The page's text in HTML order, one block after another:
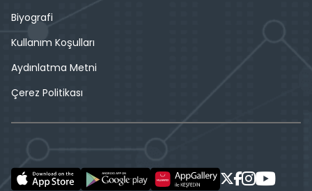
Biyografi
Kullanım Koşulları
Aydınlatma Metni
Çerez Politikası